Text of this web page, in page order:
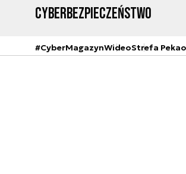
Cyberbezpieczeństwo
#CyberMagazynWideoStrefa